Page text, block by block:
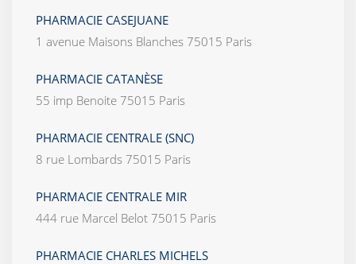
PHARMACIE CASEJUANE
1 avenue Maisons Blanches 75015 Paris
PHARMACIE CATANÈSE
55 imp Benoite 75015 Paris
PHARMACIE CENTRALE (SNC)
8 rue Lombards 75015 Paris
PHARMACIE CENTRALE MIR
444 rue Marcel Belot 75015 Paris
PHARMACIE CHARLES MICHELS